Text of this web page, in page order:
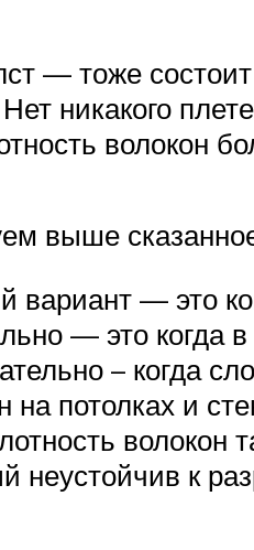
— тоже
никакого
волокон
выше
вариант — это
— это когда
– когда
на потолках и
волокон
неустойчив к